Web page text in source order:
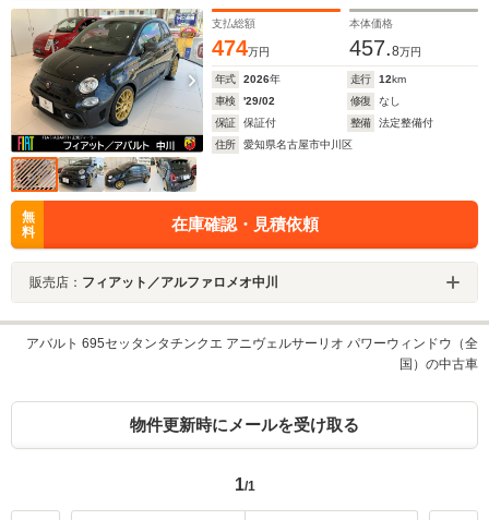
支払総額
474万円
本体価格
457.8万円
年式 2026年 走行 12km
車検
'29/02 修復
なし
保証
保証付 整備
法定整備付
住所
愛知県名古屋市中川区
無
料
在庫確認・見積依頼
販売店： フィアット／アルファロメオ中川
アバルト 695セッタンタチンクエ アニヴェルサーリオ パワーウィンドウ（全
国）の中古車
物件更新時にメールを受け取る
1/1